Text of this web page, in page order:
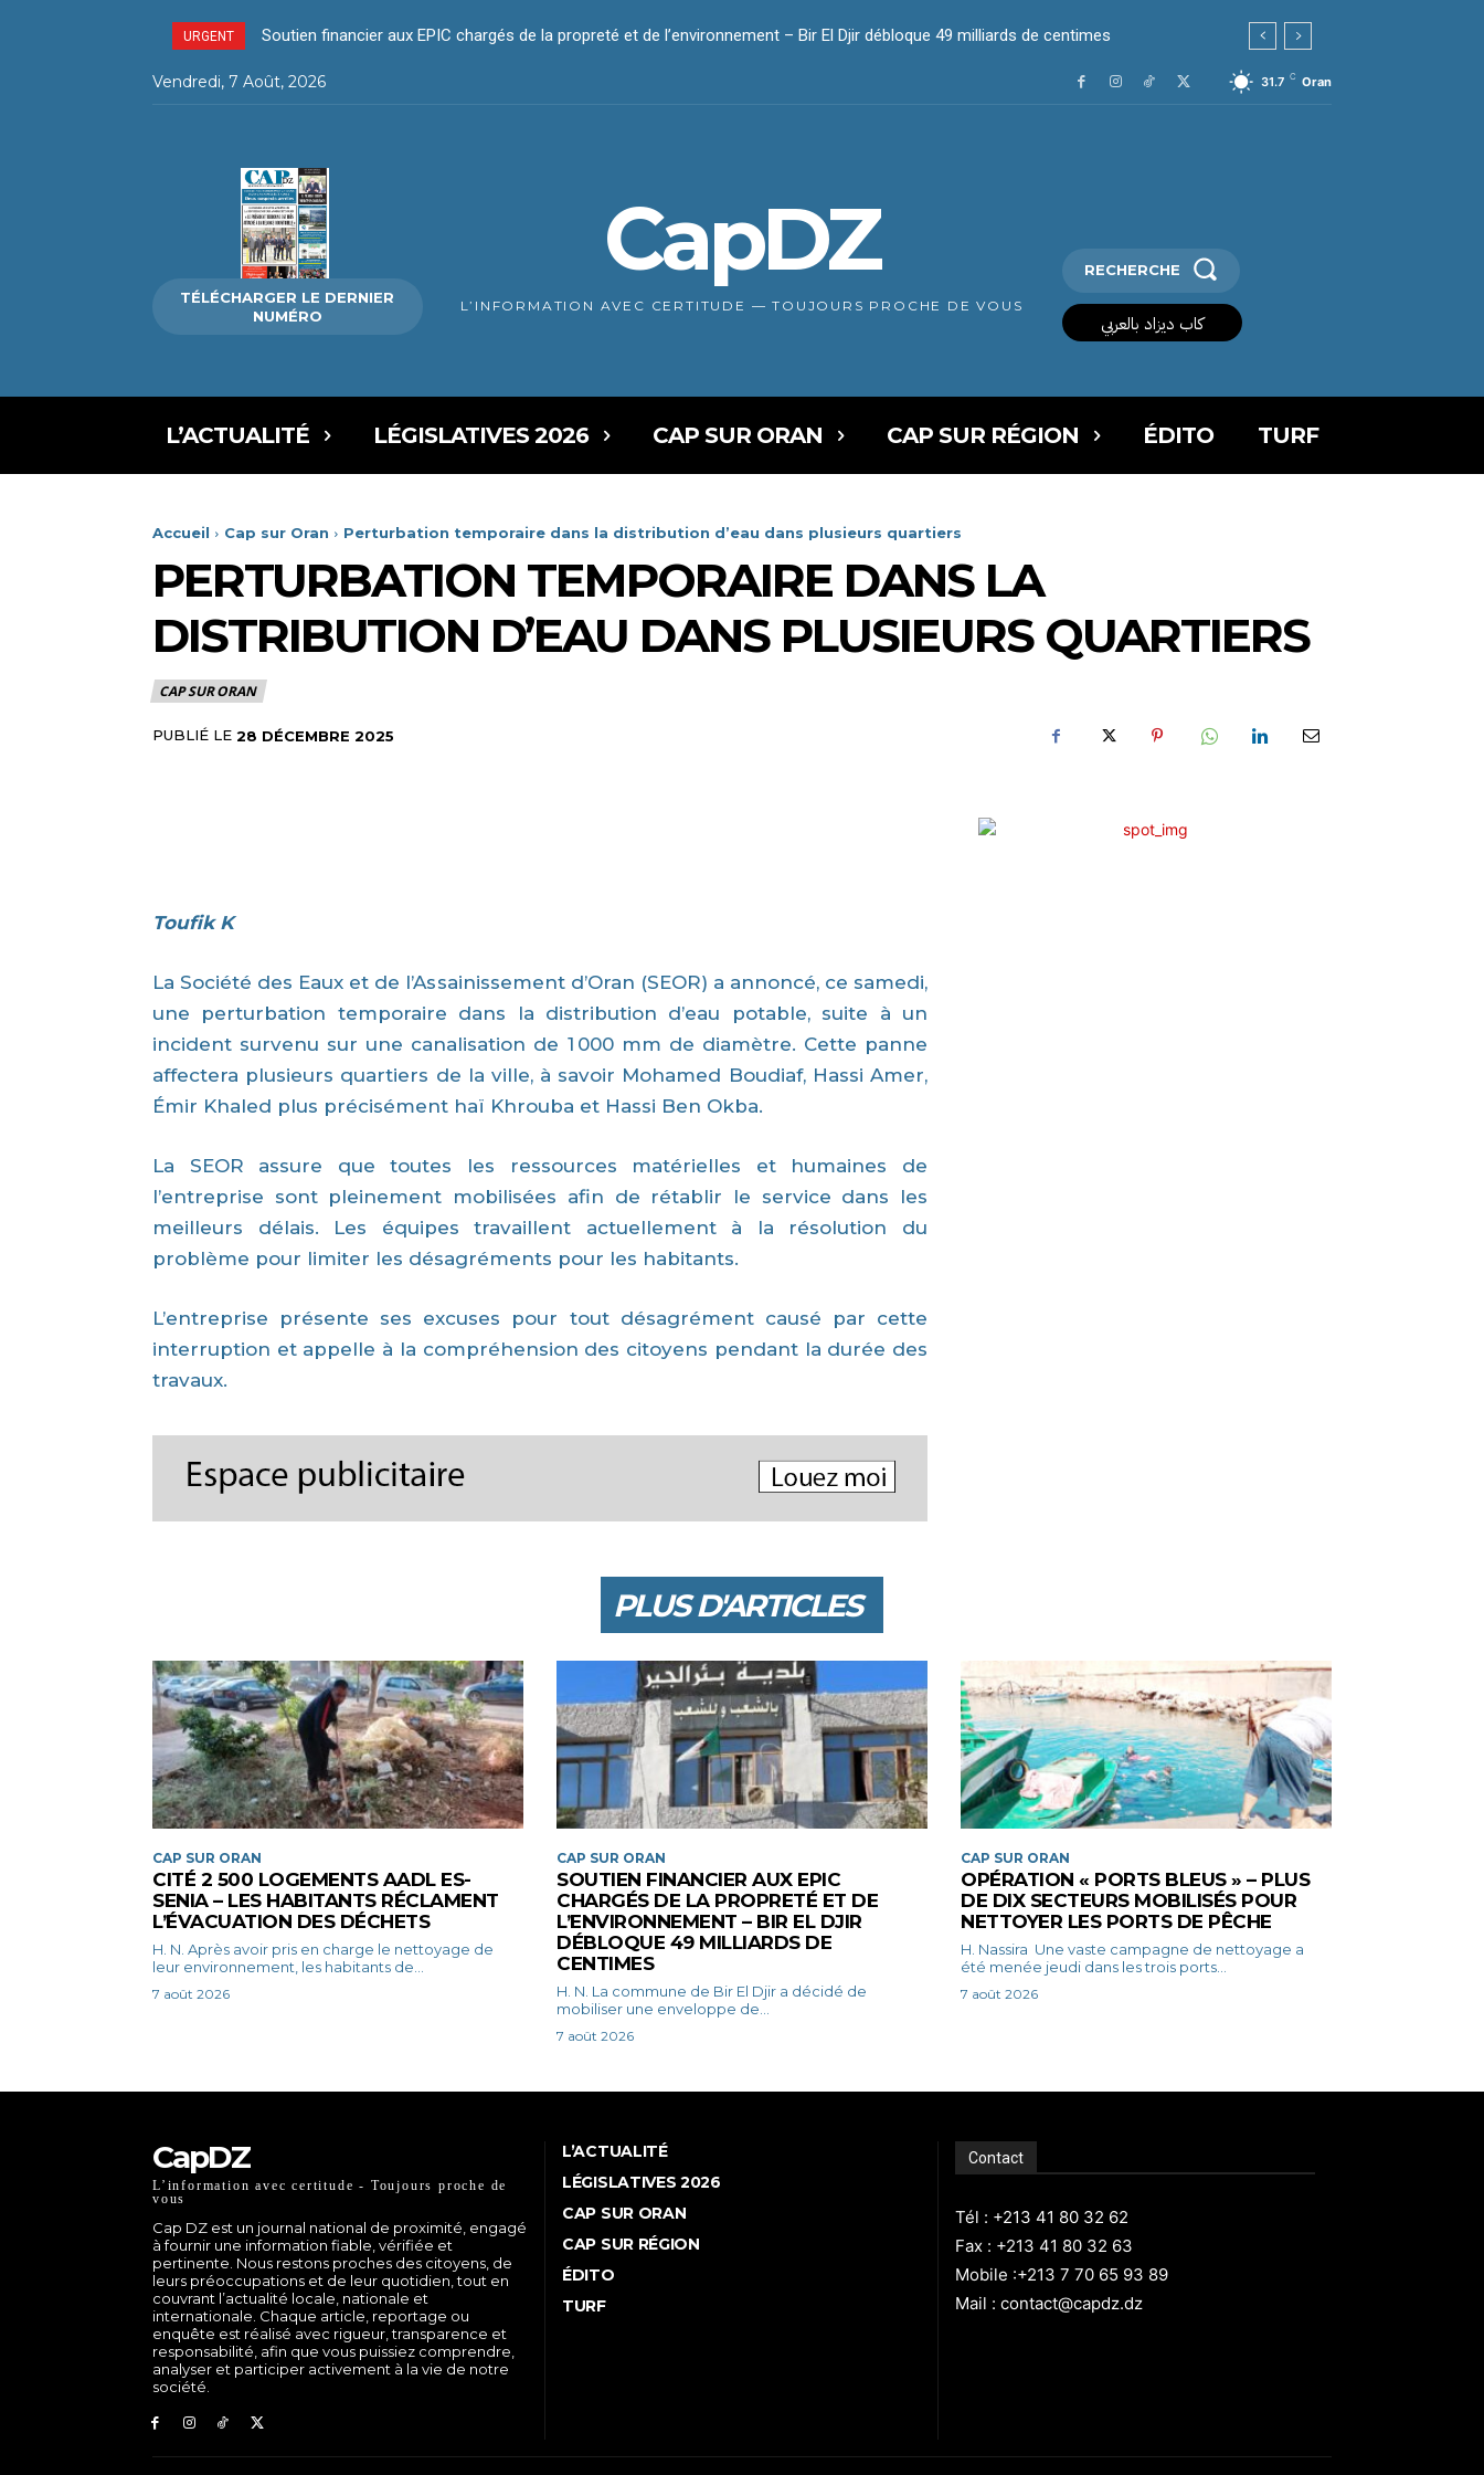
URGENT Soutien financier aux EPIC chargés de la propreté et de l’environnement – Bir El Djir débloque 49 milliards de centimes
Opération « Ports bleus » – Plus de dix secteurs mobilisés pour nettoyer les ports de pêche
Vendredi, 7 Août, 2026 31.7 C Oran
TÉLÉCHARGER LE DERNIER
NUMÉRO
CapDZ
L’INFORMATION AVEC CERTITUDE — TOUJOURS PROCHE DE VOUS
RECHERCHE
كاب ديزاد بالعربي
L’ACTUALITÉ LÉGISLATIVES 2026 CAP SUR ORAN CAP SUR RÉGION ÉDITO TURF
Accueil Cap sur Oran Perturbation temporaire dans la distribution d’eau dans plusieurs quartiers
PERTURBATION TEMPORAIRE DANS LA
DISTRIBUTION D’EAU DANS PLUSIEURS QUARTIERS
CAP SUR ORAN
PUBLIÉ LE 28 DÉCEMBRE 2025
Toufik K
La Société des Eaux et de l’Assainissement d’Oran (SEOR) a annoncé, ce samedi,
une perturbation temporaire dans la distribution d’eau potable, suite à un
incident survenu sur une canalisation de 1 000 mm de diamètre. Cette panne
affectera plusieurs quartiers de la ville, à savoir Mohamed Boudiaf, Hassi Amer,
Émir Khaled plus précisément haï Khrouba et Hassi Ben Okba.
La SEOR assure que toutes les ressources matérielles et humaines de
l’entreprise sont pleinement mobilisées afin de rétablir le service dans les
meilleurs délais. Les équipes travaillent actuellement à la résolution du
problème pour limiter les désagréments pour les habitants.
L’entreprise présente ses excuses pour tout désagrément causé par cette
interruption et appelle à la compréhension des citoyens pendant la durée des
travaux.
PLUS D'ARTICLES
CAP SUR ORAN
CITÉ 2 500 LOGEMENTS AADL ES-
SENIA – LES HABITANTS RÉCLAMENT
L’ÉVACUATION DES DÉCHETS
H. N. Après avoir pris en charge le nettoyage de
leur environnement, les habitants de...
7 août 2026
CAP SUR ORAN
SOUTIEN FINANCIER AUX EPIC
CHARGÉS DE LA PROPRETÉ ET DE
L’ENVIRONNEMENT – BIR EL DJIR
DÉBLOQUE 49 MILLIARDS DE
CENTIMES
H. N. La commune de Bir El Djir a décidé de
mobiliser une enveloppe de...
7 août 2026
CAP SUR ORAN
OPÉRATION « PORTS BLEUS » – PLUS
DE DIX SECTEURS MOBILISÉS POUR
NETTOYER LES PORTS DE PÊCHE
H. Nassira Une vaste campagne de nettoyage a
été menée jeudi dans les trois ports...
7 août 2026
CapDZ
L’information avec certitude - Toujours proche de
vous
Cap DZ est un journal national de proximité, engagé
à fournir une information fiable, vérifiée et
pertinente. Nous restons proches des citoyens, de
leurs préoccupations et de leur quotidien, tout en
couvrant l’actualité locale, nationale et
internationale. Chaque article, reportage ou
enquête est réalisé avec rigueur, transparence et
responsabilité, afin que vous puissiez comprendre,
analyser et participer activement à la vie de notre
société.
L’ACTUALITÉ
LÉGISLATIVES 2026
CAP SUR ORAN
CAP SUR RÉGION
ÉDITO
TURF
Contact
Tél : +213 41 80 32 62
Fax : +213 41 80 32 63
Mobile :+213 7 70 65 93 89
Mail : contact@capdz.dz